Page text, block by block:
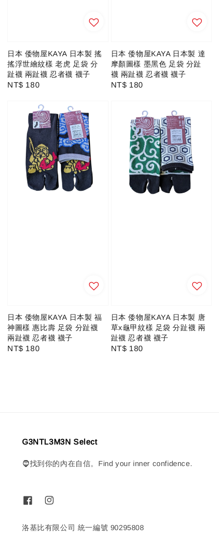
日本 倭物屋KAYA 日本製 搖
搖浮世繪紋樣 老虎 足袋 分
趾襪 兩趾襪 忍者襪 襪子
Regular
NT$ 180
日本 倭物屋KAYA 日本製 達
摩顏圖樣 墨黑色 足袋 分趾
襪 兩趾襪 忍者襪 襪子
Regular
NT$ 180
日本 倭物屋KAYA 日本製 福
神圖樣 惠比壽 足袋 分趾襪
兩趾襪 忍者襪 襪子
Regular
NT$ 180
日本 倭物屋KAYA 日本製 唐
草x龜甲紋樣 足袋 分趾襪 兩
趾襪 忍者襪 襪子
Regular
NT$ 180
G3NTL3M3N Select
🧔找到你的內在自信。Find your inner confidence.
洛基比有限公司 統一編號 90295808